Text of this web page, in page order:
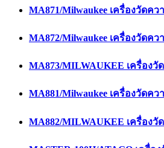
MA871/Milwaukee เครื่องวัดค
MA872/Milwaukee เครื่องวัดค
MA873/MILWAUKEE เครื่อง
MA881/Milwaukee เครื่องวัดค
MA882/MILWAUKEE เครื่อง